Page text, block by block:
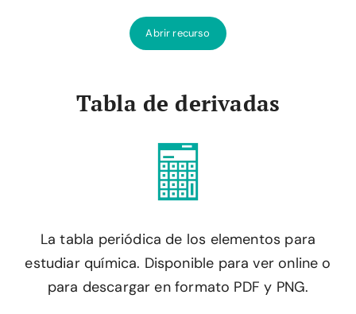
Abrir recurso
Tabla de derivadas
La tabla periódica de los elementos para
estudiar química. Disponible para ver online o
para descargar en formato PDF y PNG.